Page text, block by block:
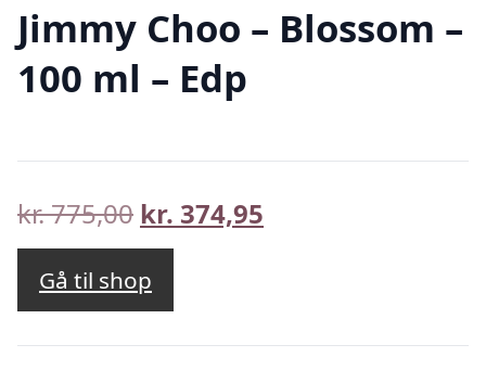
Jimmy Choo – Blossom –
100 ml – Edp
kr.775,00 Den
oprindelige
pris
var:
kr. 775,00.
kr. 374,95
kr. 374,95.
Gå til shop